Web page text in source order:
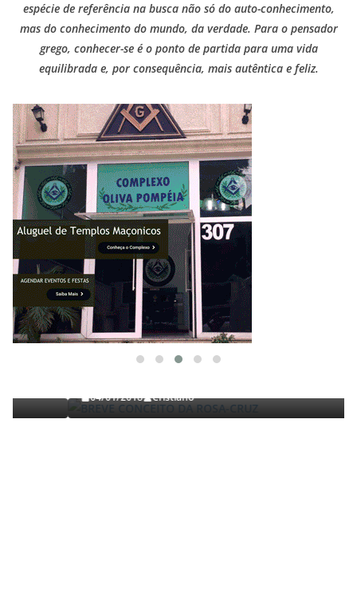
espécie de referência na busca não só do auto-conhecimento,
mas do conhecimento do mundo, da verdade. Para o pensador
grego, conhecer-se é o ponto de partida para uma vida
equilibrada e, por consequência, mais autêntica e feliz.
TRABALHOS GERALDO LUCENA
04/01/2018 Cristiano